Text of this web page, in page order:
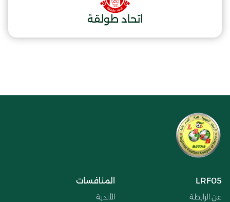
اتحاد طولقة
LRF05
عن الرابطة
المنافسات
الأندية